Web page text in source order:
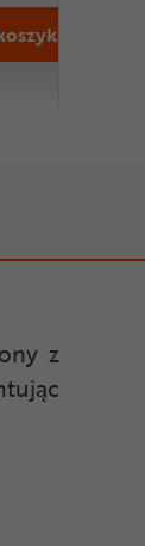
Cena 44,99 zł
Olej do
z